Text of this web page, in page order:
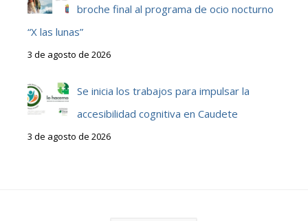
broche final al programa de ocio nocturno
“X las lunas”
3 de agosto de 2026
Se inicia los trabajos para impulsar la
accesibilidad cognitiva en Caudete
3 de agosto de 2026